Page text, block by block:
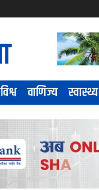
विश्व वाणिज्य स्वास्थ्य